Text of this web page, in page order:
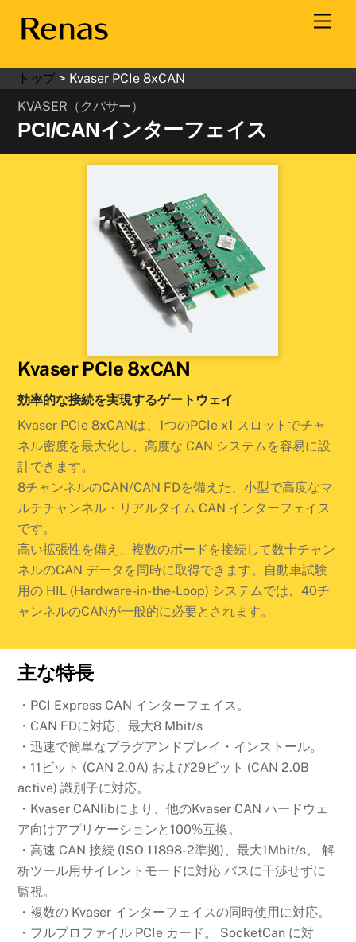
トップ > Kvaser PCIe 8xCAN
KVASER（クバサー）
PCI/CANインターフェイス
Kvaser PCIe 8xCAN
効率的な接続を実現するゲートウェイ
Kvaser PCIe 8xCANは、1つのPCIe x1 スロットでチャ
ネル密度を最大化し、高度な CAN システムを容易に設
計できます。
8チャンネルのCAN/CAN FDを備えた、小型で高度なマ
ルチチャンネル・リアルタイム CAN インターフェイス
です。
高い拡張性を備え、複数のボードを接続して数十チャン
ネルのCAN データを同時に取得できます。自動車試験
用の HIL (Hardware-in-the-Loop) システムでは、40チ
ャンネルのCANが一般的に必要とされます。
主な特長
・ PCI Express CAN インターフェイス。
・CAN FDに対応、最大8 Mbit/s
・迅速で簡単なプラグアンドプレイ・インストール。
・11ビット (CAN 2.0A) および29ビット (CAN 2.0B
active) 識別子に対応。
・Kvaser CANlibにより、他のKvaser CAN ハードウェ
ア向けアプリケーションと100%互換。
・高速 CAN 接続 (ISO 11898-2準拠)、最大1Mbit/s。 解
析ツール用サイレントモードに対応 バスに干渉せずに
監視。
・複数の Kvaser インターフェイスの同時使用に対応。
・フルプロファイル PCIe カード。 SocketCan に対